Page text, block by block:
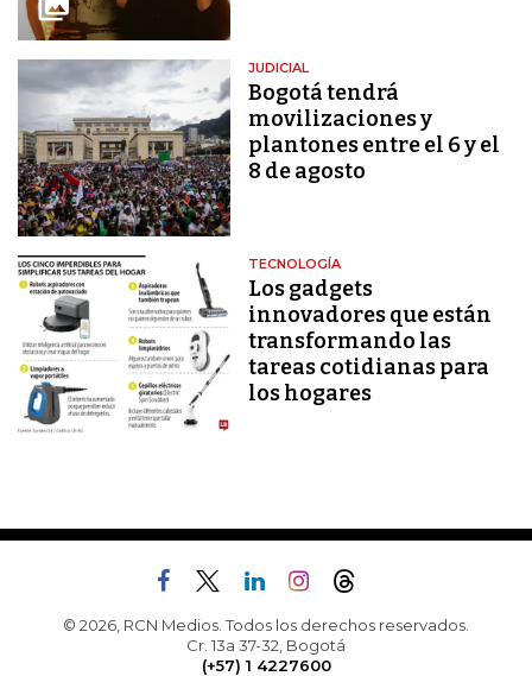
JUDICIAL
Bogotá tendrá
movilizaciones y
plantones entre el 6 y el
8 de agosto
TECNOLOGÍA
Los gadgets
innovadores que están
transformando las
tareas cotidianas para
los hogares
© 2026, RCN Medios. Todos los derechos reservados.
Cr. 13a 37-32, Bogotá
(+57) 1 4227600